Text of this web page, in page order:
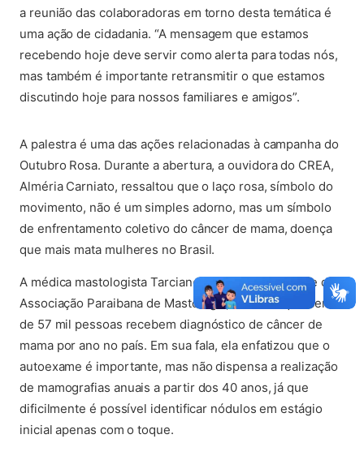
a reunião das colaboradoras em torno desta temática é
uma ação de cidadania. “A mensagem que estamos
recebendo hoje deve servir como alerta para todas nós,
mas também é importante retransmitir o que estamos
discutindo hoje para nossos familiares e amigos”.
(abre em nova aba)
A palestra é uma das ações relacionadas à campanha do
Outubro Rosa. Durante a abertura, a ouvidora do CREA,
Alméria Carniato, ressaltou que o laço rosa, símbolo do
movimento, não é um simples adorno, mas um símbolo
de enfrentamento coletivo do câncer de mama, doença
que mais mata mulheres no Brasil.
A médica mastologista Tarciane Campos, presidente da
Associação Paraibana de Mastologia, lembrou que cerca
de 57 mil pessoas recebem diagnóstico de câncer de
mama por ano no país. Em sua fala, ela enfatizou que o
autoexame é importante, mas não dispensa a realização
de mamografias anuais a partir dos 40 anos, já que
dificilmente é possível identificar nódulos em estágio
inicial apenas com o toque.